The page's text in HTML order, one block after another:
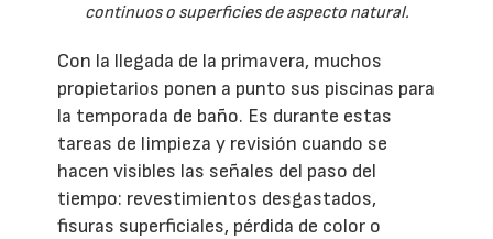
continuos o superficies de aspecto natural.
Con la llegada de la primavera, muchos
propietarios ponen a punto sus piscinas para
la temporada de baño. Es durante estas
tareas de limpieza y revisión cuando se
hacen visibles las señales del paso del
tiempo: revestimientos desgastados,
fisuras superficiales, pérdida de color o